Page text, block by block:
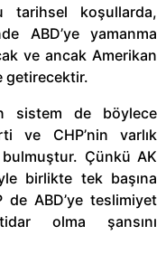
tarihsel koşullarda,
ABD’ye yamanma
ve ancak Amerikan
getirecektir.
sistem de böylece
ve CHP’nin varlık
Çünkü AK
birlikte tek başına
de ABD’ye teslimiyet
olma şansını